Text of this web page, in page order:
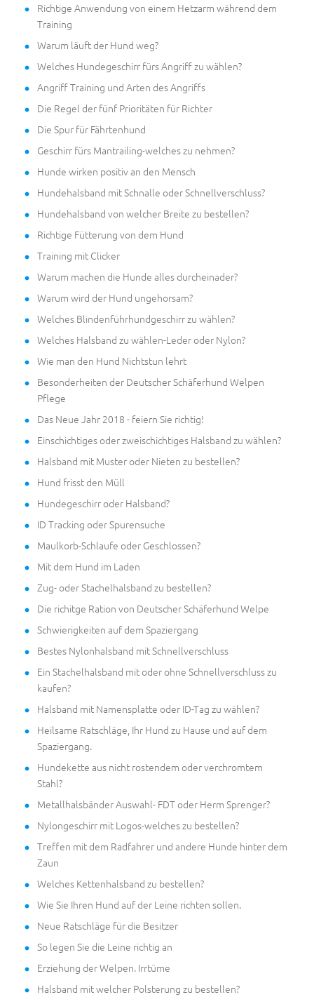
Richtige Anwendung von einem Hetzarm während dem
Training
Warum läuft der Hund weg?
Welches Hundegeschirr fürs Angriff zu wählen?
Angriff Training und Arten des Angriffs
Die Regel der fünf Prioritäten für Richter
Die Spur für Fährtenhund
Geschirr fürs Mantrailing-welches zu nehmen?
Hunde wirken positiv an den Mensch
Hundehalsband mit Schnalle oder Schnellverschluss?
Hundehalsband von welcher Breite zu bestellen?
Richtige Fütterung von dem Hund
Training mit Clicker
Warum machen die Hunde alles durcheinader?
Warum wird der Hund ungehorsam?
Welches Blindenführhundgeschirr zu wählen?
Welches Halsband zu wählen-Leder oder Nylon?
Wie man den Hund Nichtstun lehrt
Besonderheiten der Deutscher Schäferhund Welpen
Pflege
Das Neue Jahr 2018 - feiern Sie richtig!
Einschichtiges oder zweischichtiges Halsband zu wählen?
Halsband mit Muster oder Nieten zu bestellen?
Hund frisst den Müll
Hundegeschirr oder Halsband?
ID Tracking oder Spurensuche
Maulkorb-Schlaufe oder Geschlossen?
Mit dem Hund im Laden
Zug- oder Stachelhalsband zu bestellen?
Die richitge Ration von Deutscher Schäferhund Welpe
Schwierigkeiten auf dem Spaziergang
Bestes Nylonhalsband mit Schnellverschluss
Ein Stachelhalsband mit oder ohne Schnellverschluss zu
kaufen?
Halsband mit Namensplatte oder ID-Tag zu wählen?
Heilsame Ratschläge, Ihr Hund zu Hause und auf dem
Spaziergang.
Hundekette aus nicht rostendem oder verchromtem
Stahl?
Metallhalsbänder Auswahl- FDT oder Herm Sprenger?
Nylongeschirr mit Logos-welches zu bestellen?
Treffen mit dem Radfahrer und andere Hunde hinter dem
Zaun
Welches Kettenhalsband zu bestellen?
Wie Sie Ihren Hund auf der Leine richten sollen.
Neue Ratschläge für die Besitzer
So legen Sie die Leine richtig an
Erziehung der Welpen. Irrtüme
Halsband mit welcher Polsterung zu bestellen?